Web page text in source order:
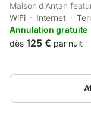
Maison d'Antan
private parking, a
WiFi Internet
Annulation gratuite
dès 125 € par nuit